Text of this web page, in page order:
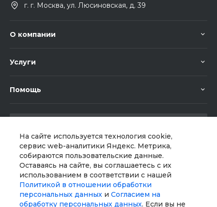
На сайте используется технология cookie,
сервис web-аналитики Яндекс. Метрика,
собираются пользовательские данные.
Оставаясь на сайте, вы соглашаетесь с их
использованием в соответствии с нашей
Политикой в отношении обработки
персональных данных и Согласием на
обработку персональных данных. Если вы не
г. г. Москва, ул. Люсиновская, д. 39
О компании
Услуги
Помощь
Мы в соц. сетях